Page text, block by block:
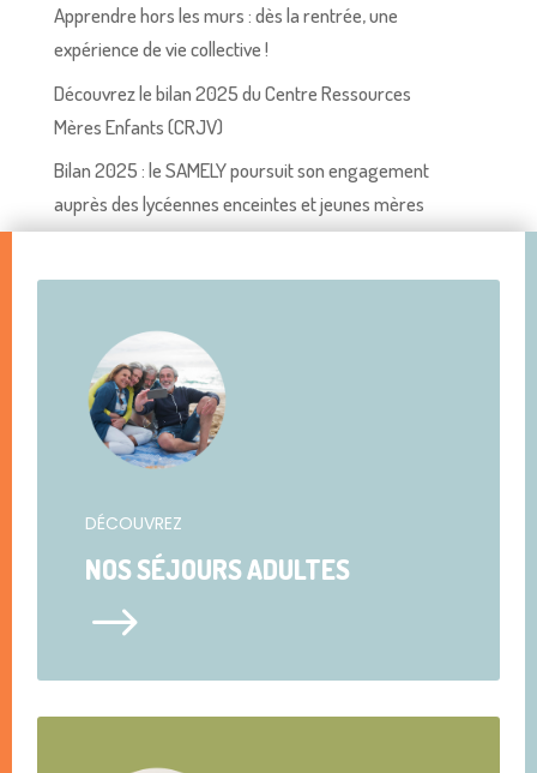
Apprendre hors les murs : dès la rentrée, une
expérience de vie collective !
Découvrez le bilan 2025 du Centre Ressources
Mères Enfants (CRJV)
Bilan 2025 : le SAMELY poursuit son engagement
auprès des lycéennes enceintes et jeunes mères
DÉCOUVREZ
NOS SÉJOURS ADULTES
$